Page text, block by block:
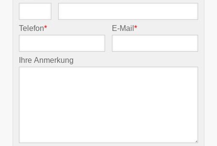
Telefon* E-Mail*
Ihre Anmerkung